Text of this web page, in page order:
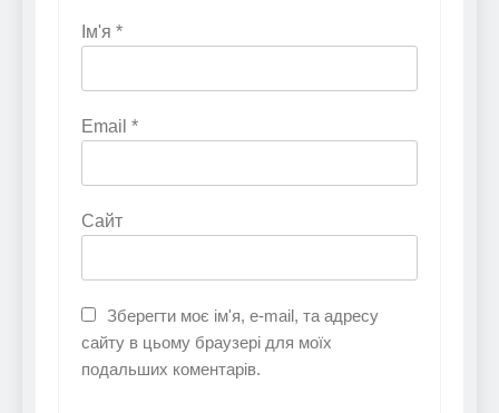
Ім'я *
Email *
Сайт
Зберегти моє ім'я, e-mail, та адресу
сайту в цьому браузері для моїх
подальших коментарів.